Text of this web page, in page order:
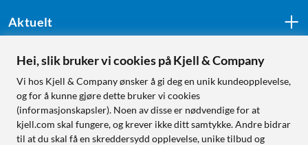
Aktuelt
Følg oss
Handle fra:
Hei, slik bruker vi cookies på Kjell & Company
Vi hos Kjell & Company ønsker å gi deg en unik kundeopplevelse,
og for å kunne gjøre dette bruker vi cookies
(informasjonskapsler). Noen av disse er nødvendige for at
kjell.com skal fungere, og krever ikke ditt samtykke. Andre bidrar
til at du skal få en skreddersydd opplevelse, unike tilbud og